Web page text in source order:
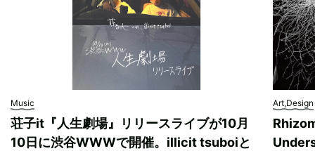
Music
荘子it『人生劇場』リリースライブが10月
10日に渋谷WWWで開催。illicit tsuboiと
Art,Design